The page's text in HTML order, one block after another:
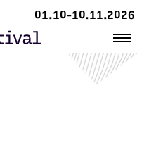
01.10-10.11.2026